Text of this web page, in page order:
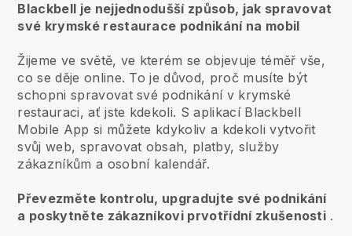
Blackbell je nejjednodušší způsob, jak spravovat
své krymské restaurace podnikání na mobil
Žijeme ve světě, ve kterém se objevuje téměř vše,
co se děje online. To je důvod, proč musíte být
schopni spravovat své podnikání v krymské
restauraci, ať jste kdekoli. S aplikací Blackbell
Mobile App si můžete kdykoliv a kdekoli vytvořit
svůj web, spravovat obsah, platby, služby
zákazníkům a osobní kalendář.
Převezměte kontrolu, upgradujte své podnikání
a poskytněte zákazníkovi prvotřídní zkušenosti .